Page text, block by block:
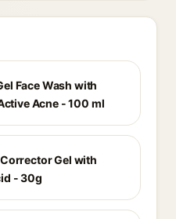
Face Wash with
Acne - 100 ml
Gel with
- 30g